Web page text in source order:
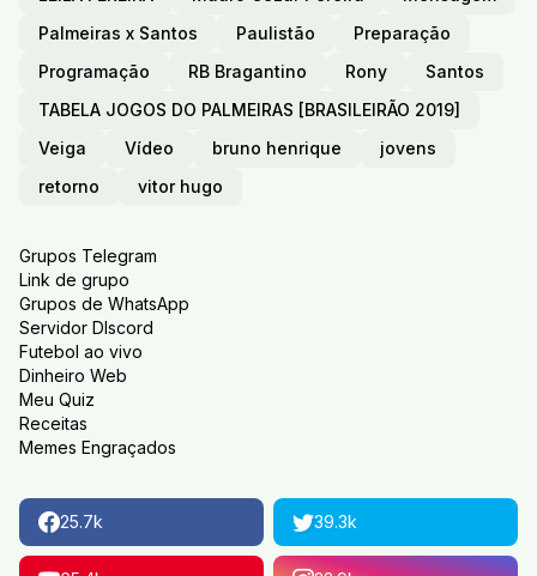
Palmeiras x Santos
Paulistão
Preparação
Programação
RB Bragantino Rony
Santos
TABELA JOGOS DO PALMEIRAS [BRASILEIRÃO 2019]
Veiga
Vídeo bruno henrique
jovens
retorno
vitor hugo
Grupos Telegram
Link de grupo
Grupos de WhatsApp
Servidor DIscord
Futebol ao vivo
Dinheiro Web
Meu Quiz
Receitas
Memes Engraçados
25.7k 39.3k